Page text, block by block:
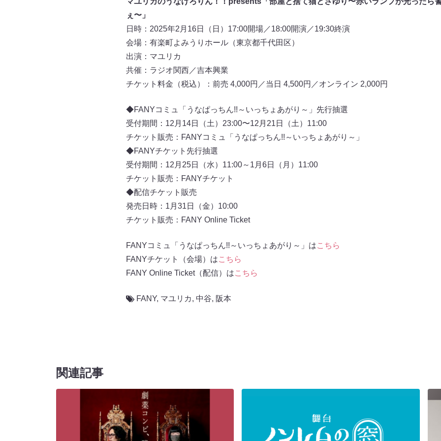
ぇ〜」
日時：2025年2月16日（日）17:00開場／18:00開演／19:30終演
会場：有楽町よみうりホール（東京都千代田区）
出演：マユリカ
共催：ラジオ関西／吉本興業
チケット料金（税込）：前売 4,000円／当日 4,500円／オンライン 2,000円
◆FANYコミュ「うなぱっちん!!～いっちょあがり～」先行抽選
受付期間：12月14日（土）23:00〜12月21日（土）11:00
チケット販売：FANYコミュ「うなぱっちん!!～いっちょあがり～」
◆FANYチケット先行抽選
受付期間：12月25日（水）11:00～1月6日（月）11:00
チケット販売：FANYチケット
◆配信チケット販売
発売日時：1月31日（金）10:00
チケット販売：FANY Online Ticket
FANYコミュ「うなぱっちん!!～いっちょあがり～」はこちら
FANYチケット（会場）はこちら
FANY Online Ticket（配信）はこちら
FANY, マユリカ, 中谷, 阪本
関連記事